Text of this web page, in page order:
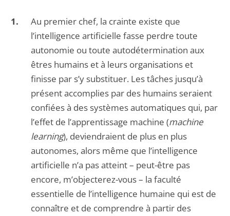
Au premier chef, la crainte existe que
l’intelligence artificielle fasse perdre toute
autonomie ou toute autodétermination aux
êtres humains et à leurs organisations et
finisse par s’y substituer. Les tâches jusqu’à
présent accomplies par des humains seraient
confiées à des systèmes automatiques qui, par
l’effet de l’apprentissage machine (machine
learning), deviendraient de plus en plus
autonomes, alors même que l’intelligence
artificielle n’a pas atteint – peut-être pas
encore, m’objecterez-vous – la faculté
essentielle de l’intelligence humaine qui est de
connaître et de comprendre à partir des